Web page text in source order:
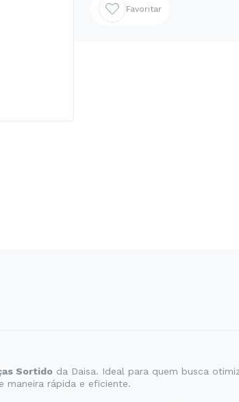
Favoritar
Sortido da Daisa. Ideal para quem busca
maneira rápida e eficiente.